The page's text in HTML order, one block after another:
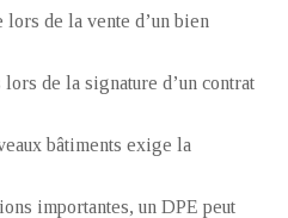
de la vente d’un bien
de la signature d’un contrat
bâtiments exige la
importantes, un DPE peut